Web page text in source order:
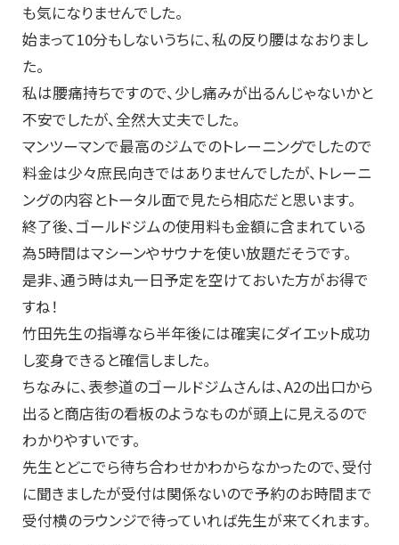
も気になりませんでした。
始まって10分もしないうちに、私の反り腰はなおりまし
た。
私は腰痛持ちですので、少し痛みが出るんじゃないかと
不安でしたが、全然大丈夫でした。
マンツーマンで最高のジムでのトレーニングでしたので
料金は少々庶民向きではありませんでしたが、トレーニ
ングの内容とトータル面で見たら相応だと思います。
終了後、ゴールドジムの使用料も金額に含まれている
為5時間はマシーンやサウナを使い放題だそうです。
是非、通う時は丸一日予定を空けておいた方がお得で
すね！
竹田先生の指導なら半年後には確実にダイエット成功
し変身できると確信しました。
ちなみに、表参道のゴールドジムさんは、A2の出口から
出ると商店街の看板のようなものが頭上に見えるので
わかりやすいです。
先生とどこでら待ち合わせかわからなかったので、受付
に聞きましたが受付は関係ないので予約のお時間まで
受付横のラウンジで待っていれば先生が来てくれます。